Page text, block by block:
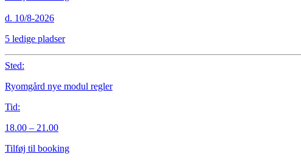
d. 10/8-2026
5 ledige pladser
Sted:
Ryomgård nye modul regler
Tid:
18.00 – 21.00
Tilføj til booking